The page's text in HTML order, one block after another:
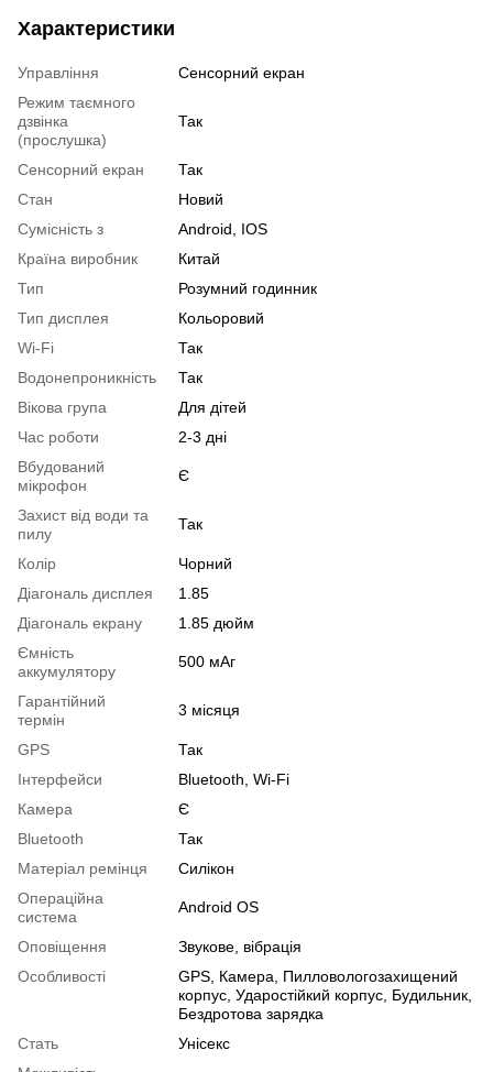
Характеристики
Управління
Сенсорний екран
Режим таємного
дзвінка
(прослушка)
Так
Сенсорний екран
Так
Стан
Новий
Сумісність з
Android, IOS
Країна виробник
Китай
Тип
Розумний годинник
Тип дисплея
Кольоровий
Wi-Fi
Так
Водонепроникність
Так
Вікова група
Для дітей
Час роботи
2-3 дні
Вбудований
мікрофон
Є
Захист від води та
пилу
Так
Колір
Чорний
Діагональ дисплея
1.85
Діагональ екрану
1.85 дюйм
Ємність
аккумулятору
500 мАг
Гарантійний
термін
3 місяця
GPS
Так
Інтерфейси
Bluetooth, Wi-Fi
Камера
Є
Bluetooth
Так
Матеріал ремінця
Силікон
Операційна
система
Android OS
Оповіщення
Звукове, вібрація
Особливості
GPS, Камера, Пилловологозахищений
корпус, Ударостійкий корпус, Будильник,
Бездротова зарядка
Стать
Унісекс